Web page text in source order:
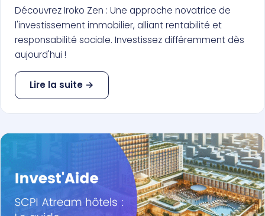
Découvrez Iroko Zen : Une approche novatrice de
l'investissement immobilier, alliant rentabilité et
responsabilité sociale. Investissez différemment dès
aujourd'hui !
Lire la suite →